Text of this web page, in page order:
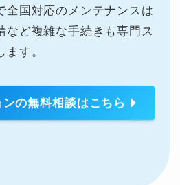
全国対応のメンテナンスは
など複雑な手続きも専門ス
す。
の無料相談はこちら